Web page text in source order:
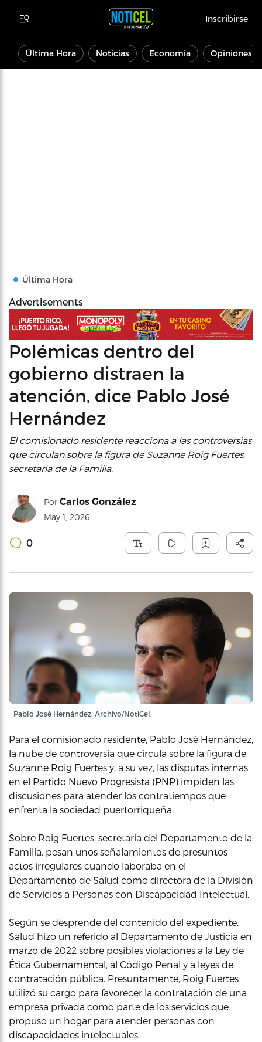
Inscribirse
Última Hora Noticias Economía Opiniones
Última Hora
Advertisements
Polémicas dentro del
gobierno distraen la
atención, dice Pablo José
Hernández
El comisionado residente reacciona a las controversias
que circulan sobre la figura de Suzanne Roig Fuertes,
secretaria de la Familia.
Por Carlos González
May 1, 2026
0
Pablo José Hernández. Archivo/NotiCel.
Para el comisionado residente, Pablo José Hernández,
la nube de controversia que circula sobre la figura de
Suzanne Roig Fuertes y, a su vez, las disputas internas
en el Partido Nuevo Progresista (PNP) impiden las
discusiones para atender los contratiempos que
enfrenta la sociedad puertorriqueña.
Sobre Roig Fuertes, secretaria del Departamento de la
Familia, pesan unos señalamientos de presuntos
actos irregulares cuando laboraba en el
Departamento de Salud como directora de la División
de Servicios a Personas con Discapacidad Intelectual.
Según se desprende del contenido del expediente,
Salud hizo un referido al Departamento de Justicia en
marzo de 2022 sobre posibles violaciones a la Ley de
Ética Gubernamental, al Código Penal y a leyes de
contratación pública. Presuntamente, Roig Fuertes
utilizó su cargo para favorecer la contratación de una
empresa privada como parte de los servicios que
propuso un hogar para atender personas con
discapacidades intelectuales.